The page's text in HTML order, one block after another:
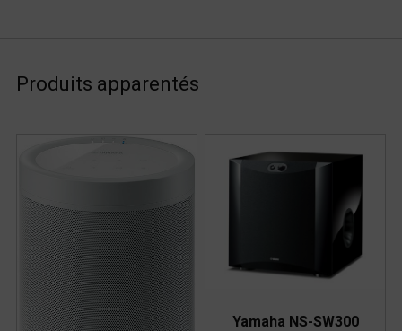
Produits apparentés
Yamaha NS-SW300